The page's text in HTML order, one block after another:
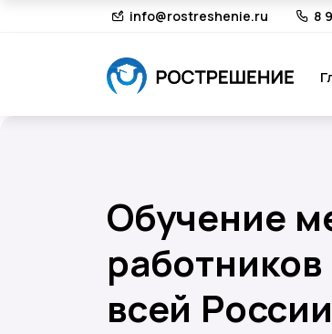
info@rostreshenie.ru 8
Обучение
всей России